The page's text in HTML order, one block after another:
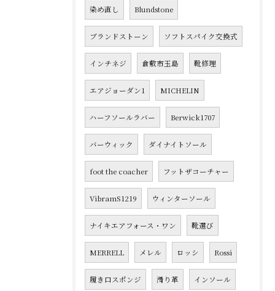
染め直し Blundstone
ブランドストーン ソフトスパイク交換式
インチネジ 倉敷市玉島 靴修理
エアジョーダン1 MICHELIN
ハーフソールラバー Berwick1707
バーウィック ダイナイトソール
foot the coacher フットザコーチャー
VibramS1219 ウィンターソール
ナイキエアフォース・ワン 靴選び
MERRELL メレル ロッシ Rossi
履き口スポンジ 滑り革 インソール